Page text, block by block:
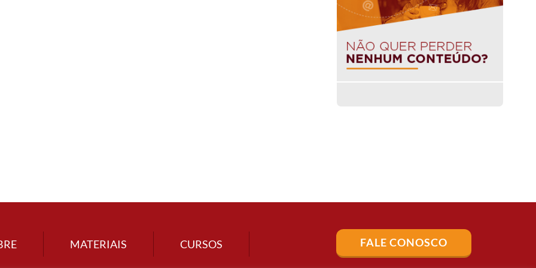
MATERIAIS CURSOS FALE CONOSCO